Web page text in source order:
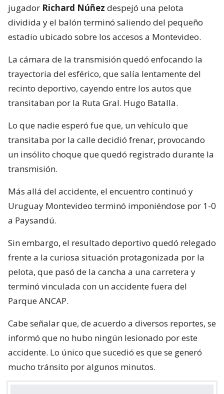
jugador Richard Núñez despejó una pelota
dividida y el balón terminó saliendo del pequeño
estadio ubicado sobre los accesos a Montevideo.
La cámara de la transmisión quedó enfocando la
trayectoria del esférico, que salía lentamente del
recinto deportivo, cayendo entre los autos que
transitaban por la Ruta Gral. Hugo Batalla.
Lo que nadie esperó fue que, un vehículo que
transitaba por la calle decidió frenar, provocando
un insólito choque que quedó registrado durante la
transmisión.
Más allá del accidente, el encuentro continuó y
Uruguay Montevideo terminó imponiéndose por 1-0
a Paysandú.
Sin embargo, el resultado deportivo quedó relegado
frente a la curiosa situación protagonizada por la
pelota, que pasó de la cancha a una carretera y
terminó vinculada con un accidente fuera del
Parque ANCAP.
Cabe señalar que, de acuerdo a diversos reportes, se
informó que no hubo ningún lesionado por este
accidente. Lo único que sucedió es que se generó
mucho tránsito por algunos minutos.